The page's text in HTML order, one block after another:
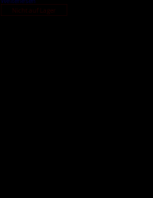
Nicht auf Lager